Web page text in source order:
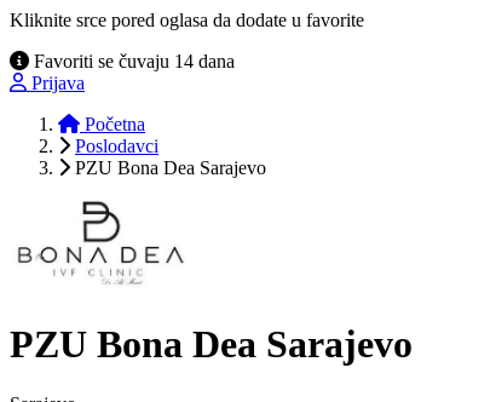
Kliknite srce pored oglasa da dodate u favorite
Favoriti se čuvaju 14 dana
Prijava
Početna
Poslodavci
PZU Bona Dea Sarajevo
PZU Bona Dea Sarajevo